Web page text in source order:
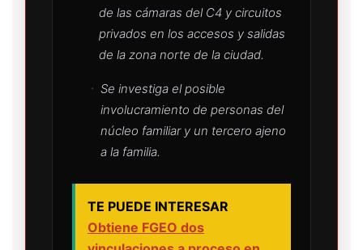
de las cámaras del C4 y circuitos
privados en los accesos y salidas
de la zona norte de la ciudad.
Se investiga el posible
involucramiento de personas del
núcleo familiar y un tercero ajeno
a la familia.
TE PUEDE INTERESAR
Obtiene FGEO dos